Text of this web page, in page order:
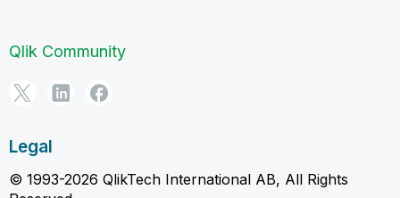
Qlik Community
Legal
© 1993-2026 QlikTech International AB, All Rights